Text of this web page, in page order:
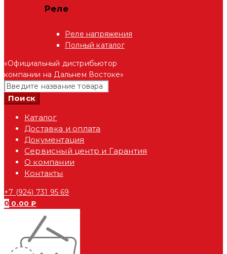
Реле
Реле напряжения
Полный каталог
«Официальный дистрибьютор
компании на Дальнем Востоке»
Каталог
Доставка и оплата
Документация
Сервисный центр и Гарантия
О компании
Контакты
+7 (924) 731 95 69
0 0.00₽